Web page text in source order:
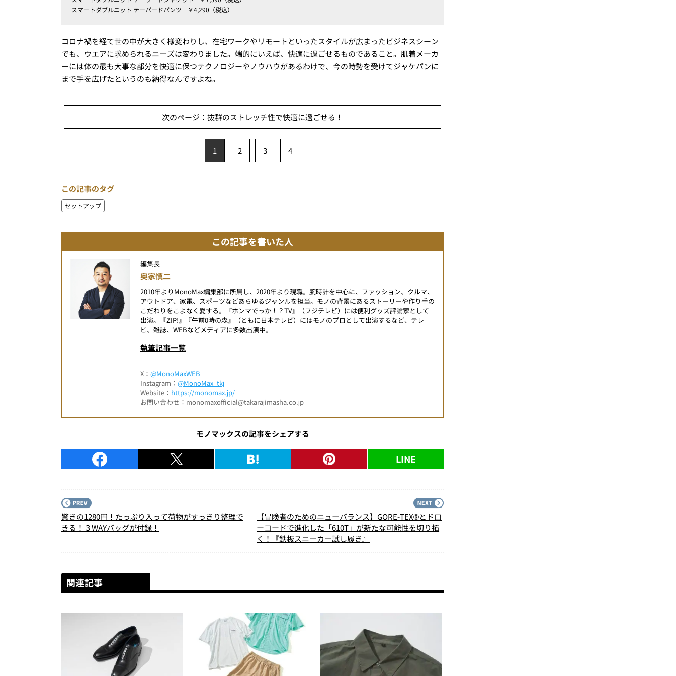
スマートダブルニット テーパードパンツ ￥4,290（税込）
コロナ禍を経て世の中が大きく様変わりし、在宅ワークやリモートといったスタイルが広まったビジネスシーン
でも、ウエアに求められるニーズは変わりました。端的にいえば、快適に過ごせるものであること。肌着メーカ
ーには体の最も大事な部分を快適に保つテクノロジーやノウハウがあるわけで、今の時勢を受けてジャケパンに
まで手を広げたというのも納得なんですよね。
次のページ：抜群のストレッチ性で快適に過ごせる！
1 2 3 4
この記事のタグ
セットアップ
この記事を書いた人
編集長
奥家慎二
2010年よりMonoMax編集部に所属し、2020年より現職。腕時計を中心に、ファッション、クルマ、
アウトドア、家電、スポーツなどあらゆるジャンルを担当。モノの背景にあるストーリーや作り手の
こだわりをこよなく愛する。『ホンマでっか！？TV』（フジテレビ）には便利グッズ評論家として
出演。『ZIP!』『午前0時の森』（ともに日本テレビ）にはモノのプロとして出演するなど、テレ
ビ、雑誌、WEBなどメディアに多数出演中。
執筆記事一覧
X： @MonoMaxWEB
Instagram： @MonoMax_tkj
Website： https://monomax.jp/
お問い合わせ：monomaxofficial@takarajimasha.co.jp
モノマックスの記事をシェアする
LINE
驚きの1280円！たっぷり入って荷物がすっきり整理で
きる！３WAYバッグが付録！
【冒険者のためのニューバランス】GORE-TEX®とドロ
ーコードで進化した「610T」が新たな可能性を切り拓
く！『鉄板スニーカー試し履き』
関連記事